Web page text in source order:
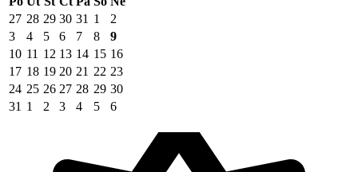
27 28 29 30 31 1
2
3
4 5 6 7 8
9
10 11 12 13 14 15 16
17 18 19 20 21 22 23
24 25 26 27 28 29 30
31 1 2 3 4 5 6